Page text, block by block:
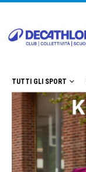
TUTTI GLI SPORT